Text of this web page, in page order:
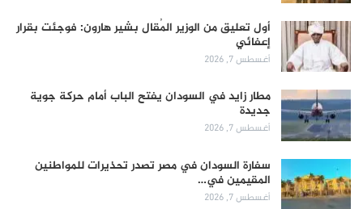
أول تعليق من الوزير المُقال بشير هارون: فوجئت بقرار
إعفائي
أغسطس 7, 2026
مطار زايد في السودان يفتح الباب أمام حركة جوية
جديدة
أغسطس 7, 2026
سفارة السودان في مصر تصدر تحذيرات للمواطنين
المقيمين في…
أغسطس 7, 2026